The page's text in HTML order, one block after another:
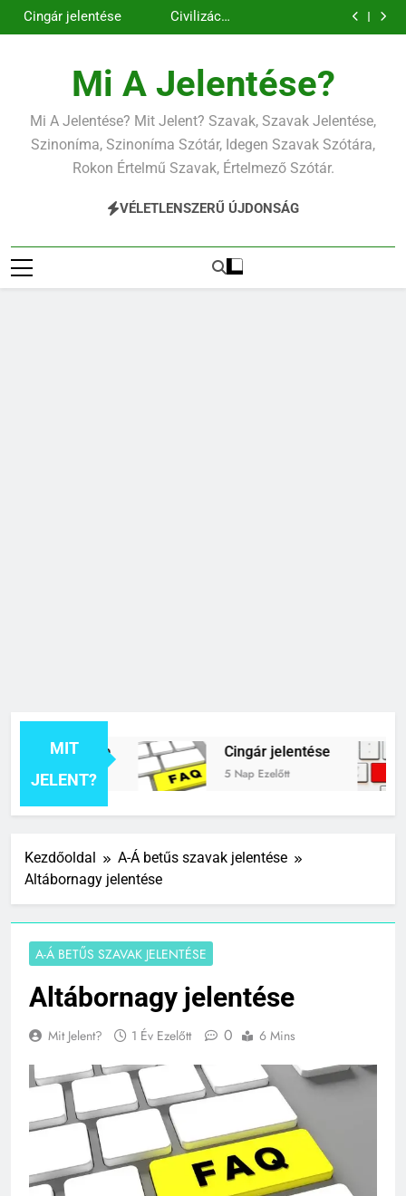
Ugrás
a
jelentése
jelentése
Cingár jelentése
Civilizáció
jelentése
Contemporary
Mi A Jelentése?
Mi A Jelentése? Mit Jelent? Szavak, Szavak Jelentése,
Szinoníma, Szinoníma Szótár, Idegen Szavak Szótára,
Rokon Értelmű Szavak, Értelmező Szótár.
VÉLETLENSZERŰ ÚJDONSÁG
MIT
JELENT?
jelentése Cingár jelentése
5 Nap Ezelőtt
Kezdőoldal
A-Á betűs szavak jelentése
Altábornagy jelentése
A-Á BETŰS SZAVAK JELENTÉSE
Altábornagy jelentése
Mit Jelent? 1 Év Ezelőtt 0 6 Mins